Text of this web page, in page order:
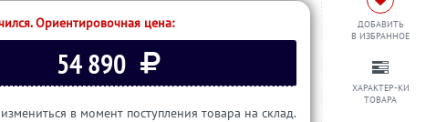
ДОБАВИТЬ
В ИЗБРАННОЕ
ХАРАКТЕР-КИ
ТОВАРА
Ориентировочная цена:
54 890
в момент поступления товара на склад.